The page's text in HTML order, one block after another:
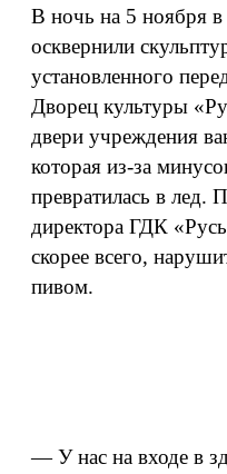
В ночь на 5 ноября
осквернили
установленного
Дворец культуры
двери учреждения
которая из-за
превратилась в
директора ГДК
скорее всего,
пивом.
— У нас на входе в